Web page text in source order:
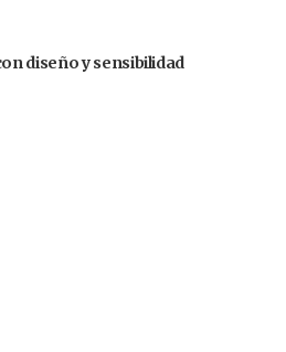
diseño y sensibilidad